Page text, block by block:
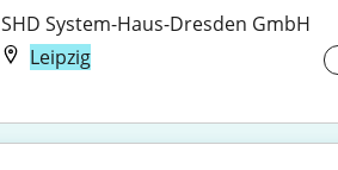
SHD System-Haus-Dresden GmbH
Leipzig